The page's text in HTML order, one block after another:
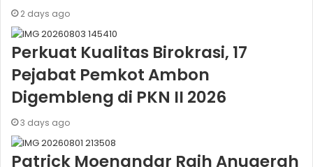
2 days ago
Perkuat Kualitas Birokrasi, 17
Pejabat Pemkot Ambon
Digembleng di PKN II 2026
3 days ago
Patrick Moenandar Raih Anugerah